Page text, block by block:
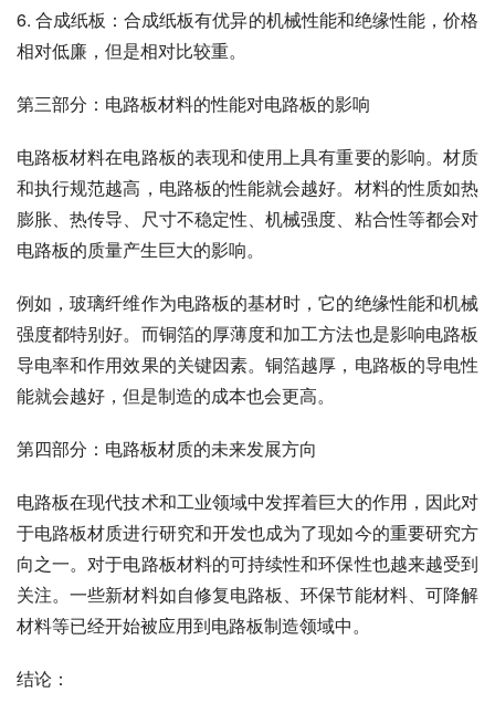
6. 合成纸板：合成纸板有优异的机械性能和绝缘性能，价格
相对低廉，但是相对比较重。
第三部分：电路板材料的性能对电路板的影响
电路板材料在电路板的表现和使用上具有重要的影响。材质
和执行规范越高，电路板的性能就会越好。材料的性质如热
膨胀、热传导、尺寸不稳定性、机械强度、粘合性等都会对
电路板的质量产生巨大的影响。
例如，玻璃纤维作为电路板的基材时，它的绝缘性能和机械
强度都特别好。而铜箔的厚薄度和加工方法也是影响电路板
导电率和作用效果的关键因素。铜箔越厚，电路板的导电性
能就会越好，但是制造的成本也会更高。
第四部分：电路板材质的未来发展方向
电路板在现代技术和工业领域中发挥着巨大的作用，因此对
于电路板材质进行研究和开发也成为了现如今的重要研究方
向之一。对于电路板材料的可持续性和环保性也越来越受到
关注。一些新材料如自修复电路板、环保节能材料、可降解
材料等已经开始被应用到电路板制造领域中。
结论：